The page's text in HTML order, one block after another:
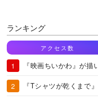
ランキング
アクセス数
『映画ちいかわ』が描
『Tシャツが乾くまで